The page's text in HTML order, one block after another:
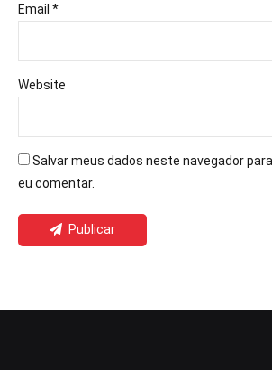
Email *
Website
Salvar meus dados neste navegador
eu comentar.
Publicar